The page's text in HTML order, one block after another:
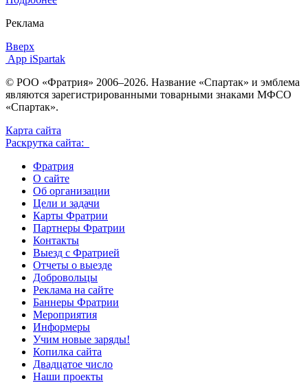
Реклама
Вверх
App iSpartak
© РОО «Фратрия» 2006–2026. Название «Спартак» и эмблема
являются зарегистрированными товарными знаками МФСО
«Спартак».
Карта сайта
Раскрутка сайта:
Фратрия
О сайте
Об организации
Цели и задачи
Карты Фратрии
Партнеры Фратрии
Контакты
Выезд с Фратрией
Отчеты о выезде
Добровольцы
Реклама на сайте
Баннеры Фратрии
Мероприятия
Информеры
Учим новые заряды!
Копилка сайта
Двадцатое число
Наши проекты